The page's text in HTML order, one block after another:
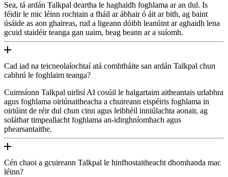
Sea, tá ardán Talkpal deartha le haghaidh foghlama ar an dul. Is
féidir le mic léinn rochtain a fháil ar ábhair ó áit ar bith, ag baint
úsáide as aon ghaireas, rud a ligeann dóibh leanúint ar aghaidh lena
gcuid staidéir teanga gan uaim, beag beann ar a suíomh.
Cad iad na teicneolaíochtaí atá comhtháite san ardán Talkpal chun
cabhrú le foghlaim teanga?
Cuimsíonn Talkpal uirlisí AI cosúil le halgartaim aitheantais urlabhra
agus foghlama oiriúnaitheacha a chuireann eispéiris foghlama in
oiriúint de réir dul chun cinn agus leibhéil inniúlachta aonair, ag
soláthar timpeallacht foghlama an-idirghníomhach agus
phearsantaithe.
Cén chaoi a gcuireann Talkpal le hinfhostaitheacht dhomhanda mac
léinn?